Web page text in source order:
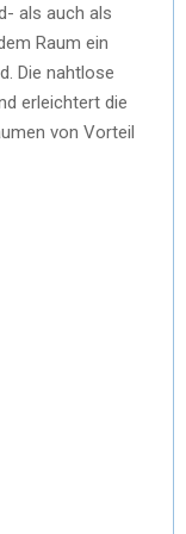
als auch als
Raum ein
Die nahtlose
erleichtert die
von Vorteil